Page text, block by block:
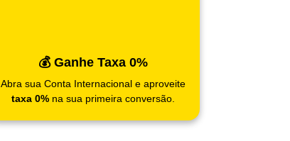
💰 Ganhe Taxa 0%
Abra sua Conta Internacional e aproveite
taxa 0% na sua primeira conversão.